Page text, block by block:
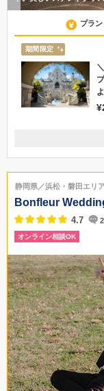
プラン
期間限定
静岡県駿東郡清水町堂
055-971-1122
静岡県／浜松・磐田エリ
Bonfleur
4.7
オンライン相談OK